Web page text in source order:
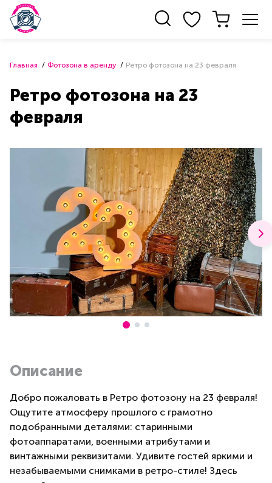
Главная Фотозона в аренду Ретро фотозона на 23 февраля
Ретро фотозона на 23
февраля
Описание
Добро пожаловать в Ретро фотозону на 23 февраля!
Ощутите атмосферу прошлого с грамотно
подобранными деталями: старинными
фотоаппаратами, военными атрибутами и
винтажными реквизитами. Удивите гостей яркими и
незабываемыми снимками в ретро-стиле! Здесь